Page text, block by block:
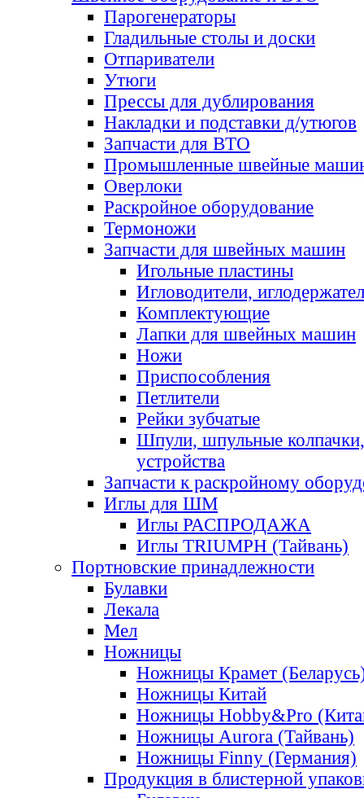
Парогенераторы
Гладильные столы и доски
Отпариватели
Утюги
Прессы для дублирования
Накладки и подставки д/утюгов
Запчасти для ВТО
Промышленные швейные
Оверлоки
Раскройное оборудование
Термоножи
Запчасти для швейных машин
Игольные пластины
Игловодители,
Комплектующие
Лапки для швейных машин
Ножи
Приспособления
Петлители
Рейки зубчатые
Шпули, шпульные
устройства
Запчасти к раскройному
Иглы для ШМ
Иглы РАСПРОДАЖА
Иглы TRIUMPH (Тайвань)
Портновские принадлежности
Булавки
Лекала
Мел
Ножницы
Ножницы Крамет
Ножницы Китай
Ножницы Hobby&Pro
Ножницы Aurora (Тайвань)
Ножницы Finny (Германия)
Продукция в блистерной